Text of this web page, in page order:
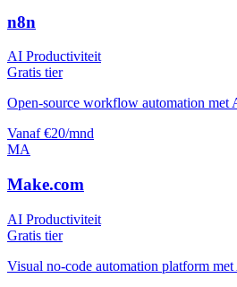
n8n
AI Productiviteit
Gratis tier
Open-source workflow automation met
Vanaf €20/mnd
MA
Make.com
AI Productiviteit
Gratis tier
Visual no-code automation platform